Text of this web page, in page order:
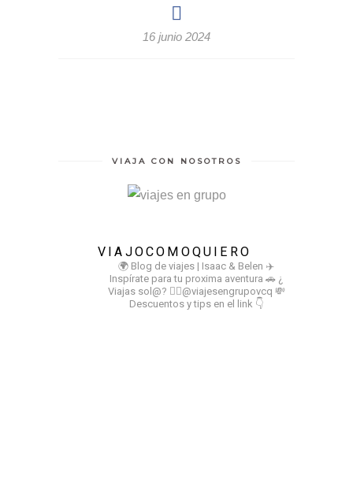
16 junio 2024
VIAJA CON NOSOTROS
VIAJOCOMOQUIERO
🌍 Blog de viajes | Isaac & Belen ✈️
Inspírate para tu proxima aventura 🚗 ¿
Viajas sol@? 👉🏻@viajesengrupovcq 💸
Descuentos y tips en el link 👇